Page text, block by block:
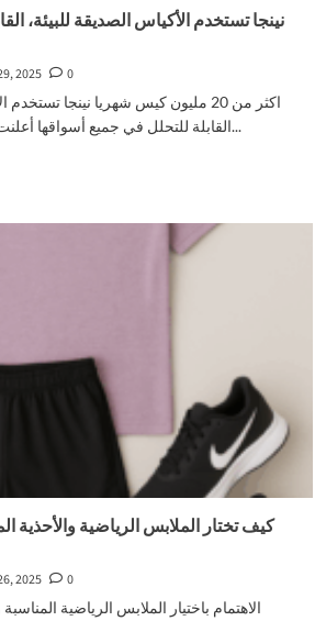
نينجا تستخدم الأكياس الصديقة للبيئة،
2025
0
اكثر من 20 مليون كيس شهريا نينجا
القابلة للتحلل في جميع أسواقها أعلنت منصة “نينجا”، الرائدة...
كيف تختار الملابس الرياضية والأحذية
2025
0
الاهتمام باختيار الملابس الرياضية